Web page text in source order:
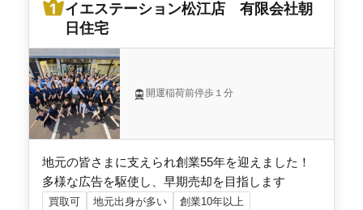
イエステーション松江店 有限会社朝
日住宅
開運稲荷前停歩１分
地元の皆さまに支えられ創業55年を迎えました！
多様な広告を駆使し、早期売却を目指します
買取可 地元出身が多い 創業10年以上